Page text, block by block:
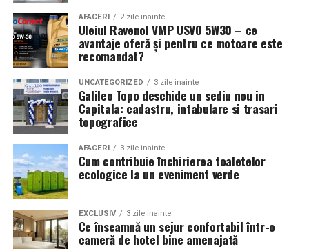
AFACERI 2 zile inainte
Uleiul Ravenol VMP USVO 5W30 – ce
avantaje oferă și pentru ce motoare este
recomandat?
UNCATEGORIZED 3 zile inainte
Galileo Topo deschide un sediu nou in
Capitala: cadastru, intabulare si trasari
topografice
AFACERI 3 zile inainte
Cum contribuie închirierea toaletelor
ecologice la un eveniment verde
EXCLUSIV 3 zile inainte
Ce înseamnă un sejur confortabil într-o
cameră de hotel bine amenajată